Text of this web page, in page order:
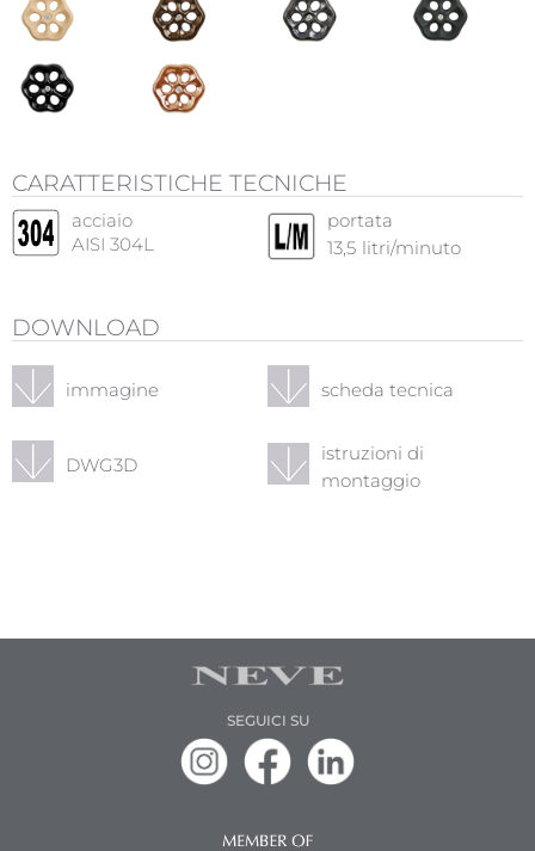
CARATTERISTICHE TECNICHE
acciaio
AISI 304L
portata
13,5 litri/minuto
DOWNLOAD
immagine scheda tecnica
DWG3D
istruzioni di
montaggio
SEGUICI SU